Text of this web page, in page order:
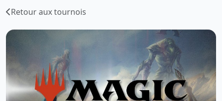
Retour aux tournois